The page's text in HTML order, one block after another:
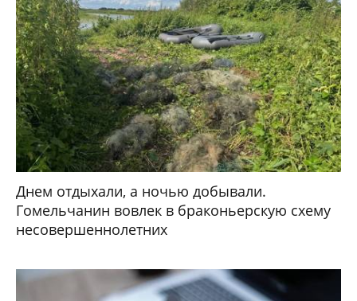
Днем отдыхали, а ночью добывали.
Гомельчанин вовлек в браконьерскую схему
несовершеннолетних